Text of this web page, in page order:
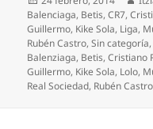
el
Balenciaga, Betis,CR7,
Guillermo, Kike Sola, Liga,
Rubén Castro,Sin categoría
Balenziaga, Betis,Cristiano
Guillermo, Kike Sola, Lolo,
Real Sociedad, Rubén Castro